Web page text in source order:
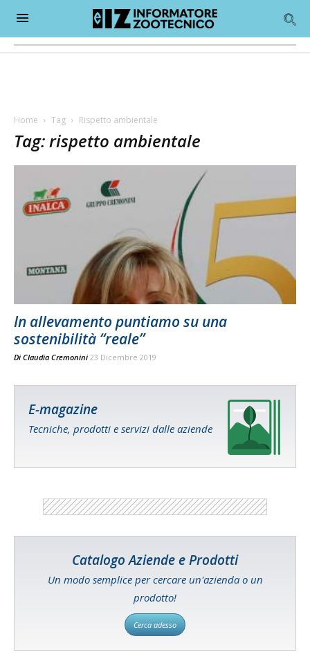
Home Tag Rispetto ambientale
Tag: rispetto ambientale
In allevamento puntiamo su una
sostenibilità “reale”
Di Claudia Cremonini 23 Dicembre 2019
E-magazine
Tecniche, prodotti e servizi dalle aziende
Catalogo Aziende e Prodotti
Un modo semplice per cercare un'azienda o un
prodotto!
Cerca adesso